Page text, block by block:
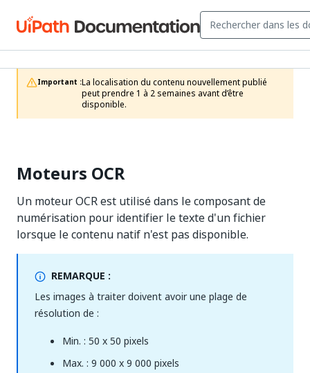
Important :La localisation du contenu nouvellement publié
peut prendre 1 à 2 semaines avant d’être
disponible.
Moteurs OCR
Un moteur OCR est utilisé dans le composant de
numérisation pour identifier le texte d'un fichier
lorsque le contenu natif n'est pas disponible.
REMARQUE :
Les images à traiter doivent avoir une plage de
résolution de :
Min. : 50 x 50 pixels
Max. : 9 000 x 9 000 pixels